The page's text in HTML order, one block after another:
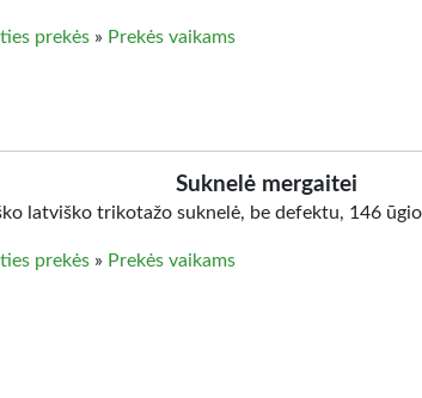
prekės» Prekės vaikams
Suknelė mergaitei
latviško trikotažo suknelė, be defektu, 146
prekės» Prekės vaikams